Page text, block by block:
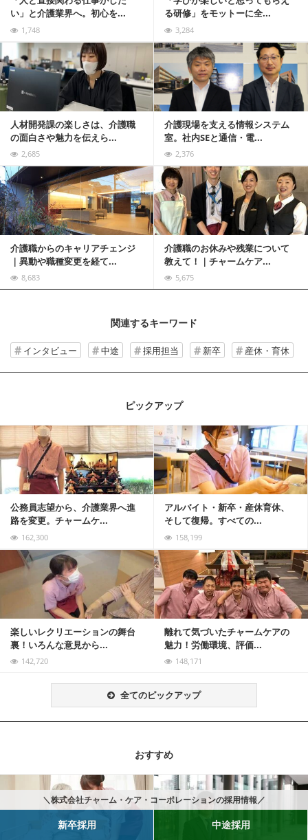
＼株式会社チャーム・ケア・コーポレーションの採用情報／
新卒採用 中途採用
い」と介護業界へ。初心を...
1,748
る研修」をモットーに全...
3,284
人材開発課の楽しさは、介護職
の面白さや魅力を伝えら...
2,685
介護現場を支える情報システム
室。社内SEと通信・電...
2,376
記事を読む
介護職からのキャリアチェンジ
｜異動や職種変更を経て...
8,683
介護職のお休みや残業について
教えて！｜チャームケア...
5,675
記事を読む
関連するキーワード
インタビュー 中途 採用担当 新卒 産休・育休
ピックアップ
公務員志望から、介護業界へ進
路を変更。チャームケ...
162,300
アルバイト・新卒・産休育休、
そして復帰。すべての...
158,199
記事を読む
楽しいレクリエーションの舞台
裏！いろんな意見から...
142,720
離れて気づいたチャームケアの
魅力！労働環境、評価...
148,171
記事を読む
全てのピックアップ
おすすめ
記事を読む